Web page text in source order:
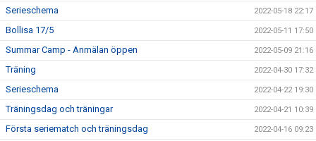
Serieschema 2022-05-18 22:17
Bollisa 17/5 2022-05-11 17:50
Summar Camp - Anmälan öppen 2022-05-09 21:16
Träning 2022-04-30 17:32
Serieschema 2022-04-22 19:30
Träningsdag och träningar 2022-04-21 10:39
Första seriematch och träningsdag 2022-04-16 09:23